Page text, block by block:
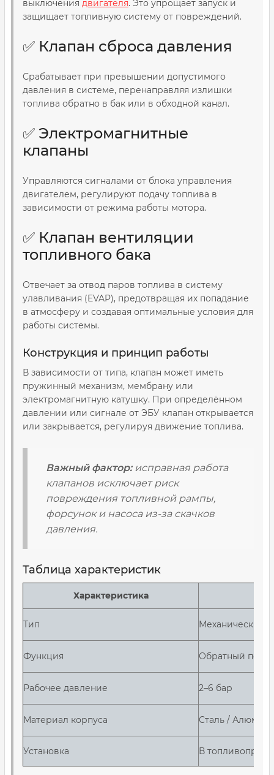
выключения двигателя. Это упрощает запуск и
защищает топливную систему от повреждений.
✅ Клапан сброса давления
Срабатывает при превышении допустимого
давления в системе, перенаправляя излишки
топлива обратно в бак или в обходной канал.
✅ Электромагнитные
клапаны
Управляются сигналами от блока управления
двигателем, регулируют подачу топлива в
зависимости от режима работы мотора.
✅ Клапан вентиляции
топливного бака
Отвечает за отвод паров топлива в систему
улавливания (EVAP), предотвращая их попадание
в атмосферу и создавая оптимальные условия для
работы системы.
Конструкция и принцип работы
В зависимости от типа, клапан может иметь
пружинный механизм, мембрану или
электромагнитную катушку. При определённом
давлении или сигнале от ЭБУ клапан открывается
или закрывается, регулируя движение топлива.
Важный фактор:исправная работа
клапанов исключает риск
повреждения топливной рампы,
форсунок и насоса из-за скачков
давления.
Таблица характеристик
Характеристика
Тип Механический
Функция Обратный
Рабочее давление 2–6 бар
Материал корпуса Сталь /
Установка В